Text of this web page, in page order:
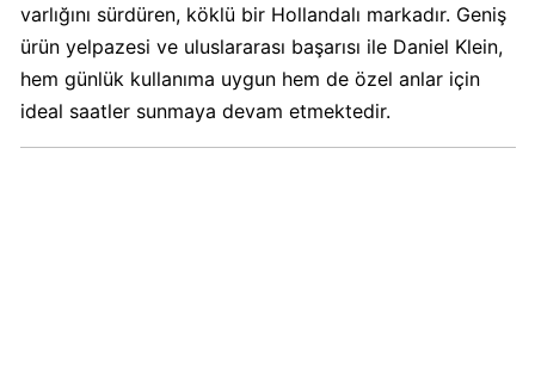
Sahibi
Kim?
Dominos
Boykot
varlığını sürdüren, köklü bir Hollandalı markadır. Geniş
ürün yelpazesi ve uluslararası başarısı ile Daniel Klein,
hem günlük kullanıma uygun hem de özel anlar için
ideal saatler sunmaya devam etmektedir.